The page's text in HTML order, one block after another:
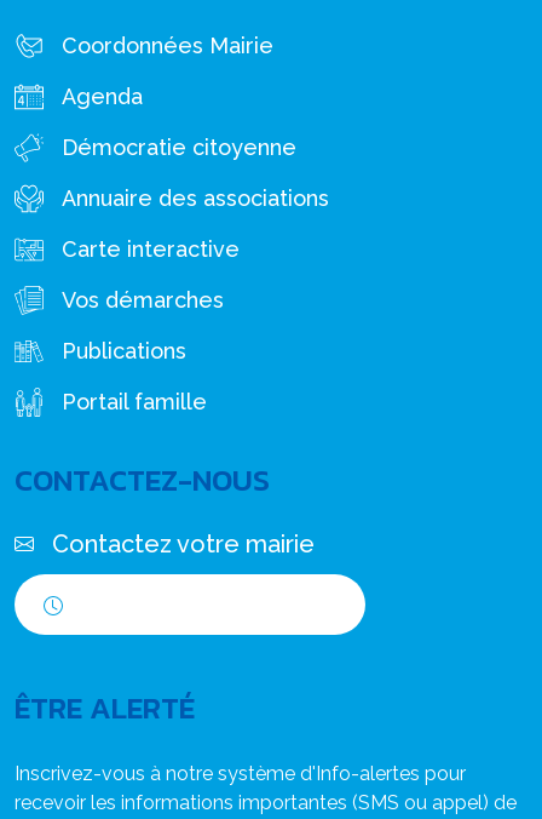
Coordonnées Mairie
Agenda
Démocratie citoyenne
Annuaire des associations
Carte interactive
Vos démarches
Publications
Portail famille
CONTACTEZ-NOUS
Contactez votre mairie
ÊTRE ALERTÉ
Inscrivez-vous à notre système d'Info-alertes pour
recevoir les informations importantes (SMS ou appel) de